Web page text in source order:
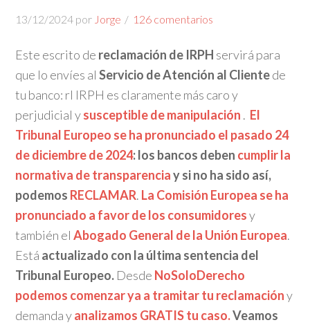
13/12/2024 por Jorge 126 comentarios
Este escrito de reclamación de IRPH servirá para
que lo envíes alServicio de Atención al Clientede
tu banco: rl IRPH es claramente más caro y
perjudicial ysusceptible de manipulación . El
Tribunal Europeo se ha pronunciado el pasado 24
de diciembre de 2024: los bancos deben cumplir la
normativa de transparenciay si no ha sido así,
podemos RECLAMAR. La Comisión Europea se ha
pronunciado a favor de los consumidoresy
también elAbogado General de la Unión Europea.
Está actualizado con la última sentencia del
Tribunal Europeo. Desde NoSoloDerecho
podemos comenzar ya a tramitar tu reclamacióny
demanda yanalizamos GRATIS tu caso.Veamos